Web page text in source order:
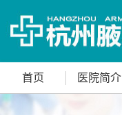
首页 医院简介